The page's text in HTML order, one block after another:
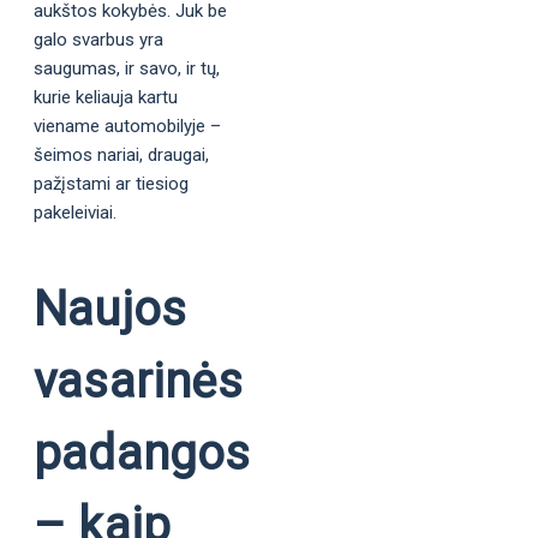
aukštos kokybės. Juk be
galo svarbus yra
saugumas, ir savo, ir tų,
kurie keliauja kartu
viename automobilyje –
šeimos nariai, draugai,
pažįstami ar tiesiog
pakeleiviai.
Naujos
vasarinės
padangos
– kaip